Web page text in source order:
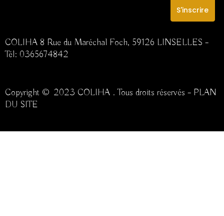
S'inscrire
COLIHA 8 Rue du Maréchal Foch, 59126 LINSELLES –
Tél: 0365674842
Copyright © 2023 COLIHA . Tous droits réservés – PLAN
DU SITE